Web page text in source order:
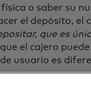
o saber su
el depósito, el
que es
el cajero
usuario es